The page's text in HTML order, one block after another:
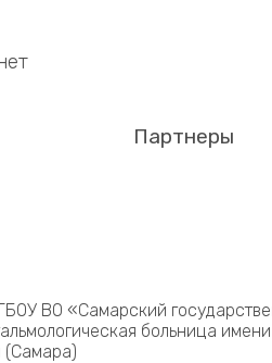
Партнеры
ВО «Самарский
больница
(Самара)